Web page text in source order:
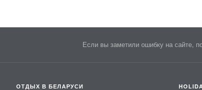
Если вы заметили ошибку на сайте,
ОТДЫХ В БЕЛАРУСИ